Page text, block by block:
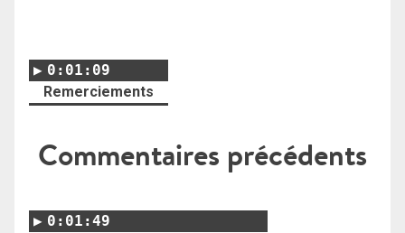
0:01:09
Remerciements
Commentaires précédents
0:01:49